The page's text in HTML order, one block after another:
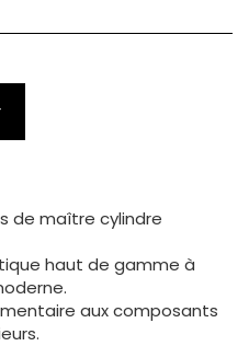
de maître cylindre
haut de gamme à
aux composants